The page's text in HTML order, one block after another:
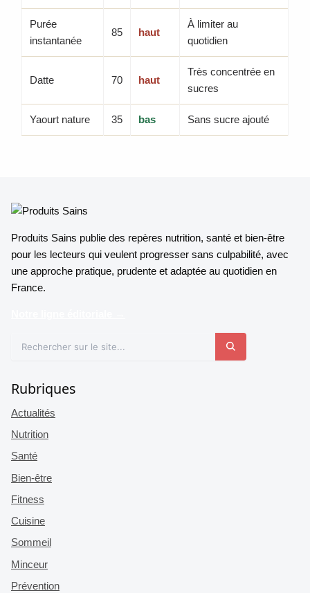
Purée
instantanée
85 haut
À limiter au
quotidien
Datte 70 haut
Très concentrée en
sucres
Yaourt nature 35 bas Sans sucre ajouté
Produits Sains publie des repères nutrition, santé et bien-être
pour les lecteurs qui veulent progresser sans culpabilité, avec
une approche pratique, prudente et adaptée au quotidien en
France.
Rubriques
Actualités
Nutrition
Santé
Bien-être
Fitness
Cuisine
Sommeil
Minceur
Prévention